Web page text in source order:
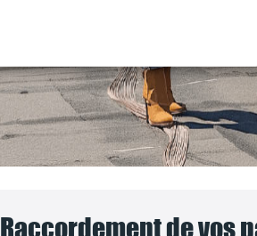
Raccordement de vos